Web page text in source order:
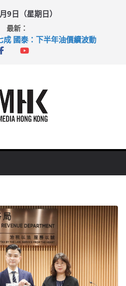
9日（星期日）
最新：
成 國泰：下半年油價續波動
維拉 啟德主場館奪錦標